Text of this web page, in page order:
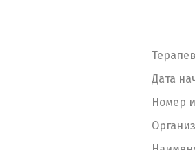
Дата
Номер